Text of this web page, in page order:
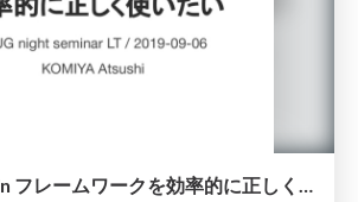
#JJUG Fork/Join フレームワークを効率的に正しく使いたい